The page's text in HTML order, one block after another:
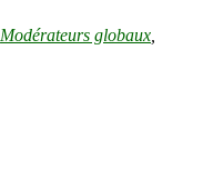
Modérateurs globaux